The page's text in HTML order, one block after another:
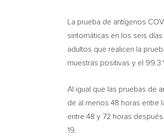
La prueba de antígenos
sintomáticas en los seis
adultos que realicen la
muestras positivas y el 99.3
Al igual que las pruebas de
de al menos 48 horas entre
entre 48 y 72 horas
19.